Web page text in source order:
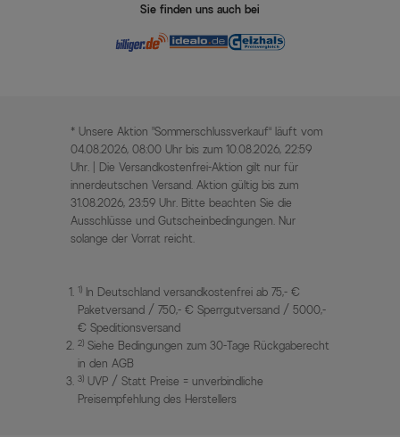
Sie finden uns auch bei
* Unsere Aktion „Sommerschlussverkauf“ läuft vom
04.08.2026, 08:00 Uhr bis zum 10.08.2026, 22:59
Uhr. | Die Versandkostenfrei-Aktion gilt nur für
innerdeutschen Versand. Aktion gültig bis zum
31.08.2026, 23:59 Uhr. Bitte beachten Sie die
Ausschlüsse und Gutscheinbedingungen. Nur
solange der Vorrat reicht.
1) In Deutschland versandkostenfrei ab 75,- €
Paketversand / 750,- € Sperrgutversand / 5000,-
€ Speditionsversand
2) Siehe Bedingungen zum 30-Tage Rückgaberecht
in den AGB
3) UVP / Statt Preise = unverbindliche
Preisempfehlung des Herstellers